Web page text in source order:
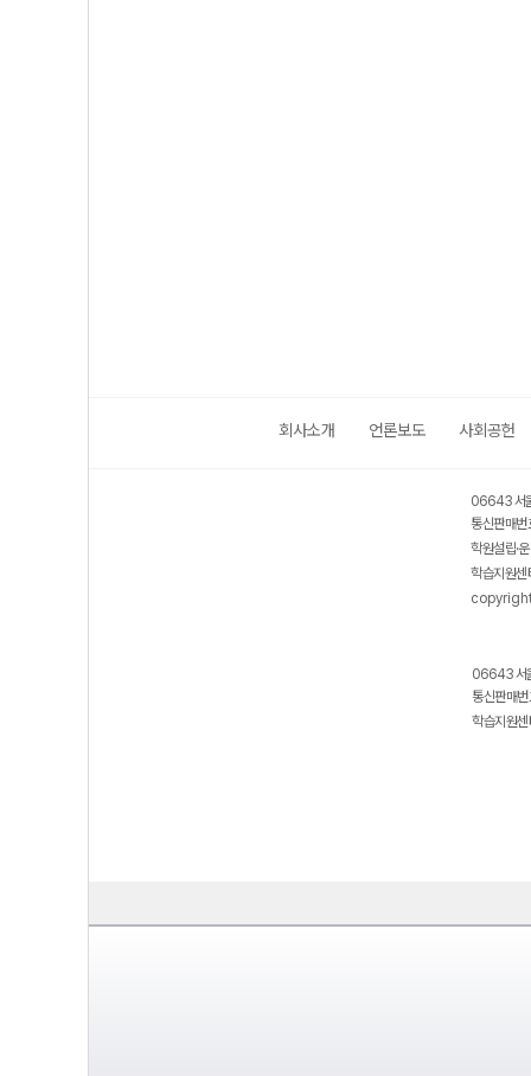
회사소개 언론보도 사회공헌
06643 서
통신판매
학원설립·
학습지원
06643 서
통신판매
학습지원